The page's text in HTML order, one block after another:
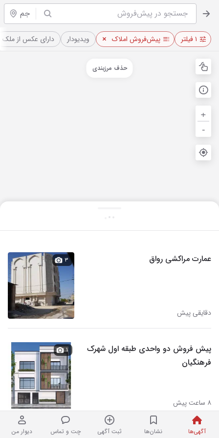
جم
آگهی‌ها نشان‌ها ثبت آگهی چت و تماس دیوار من
۱ فیلتر پیش‌فروش املاک ویدیو‌دار دارای عکس از ملک
+
-
حذف مرزبندی
عمارت مراکشی رواق
دقایقی پیش
۳
پیش فروش دو واحدی طبقه اول شهرک
فرهنگیان
۸ ساعت پیش
۱